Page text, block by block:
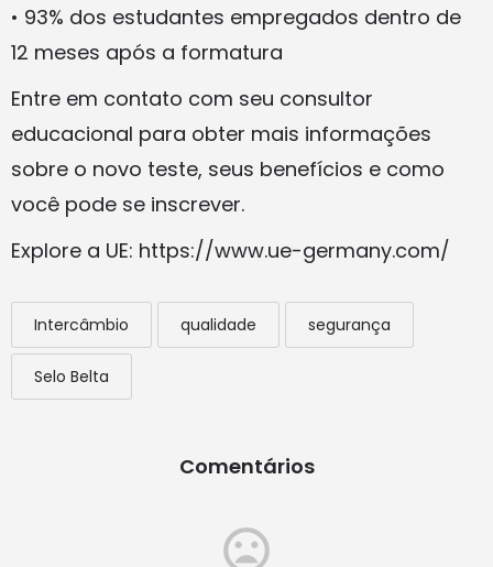
• 93% dos estudantes empregados dentro de
12 meses após a formatura
Entre em contato com seu consultor
educacional para obter mais informações
sobre o novo teste, seus benefícios e como
você pode se inscrever.
Explore a UE: https://www.ue-germany.com/
Intercâmbio qualidade segurança
Selo Belta
Comentários